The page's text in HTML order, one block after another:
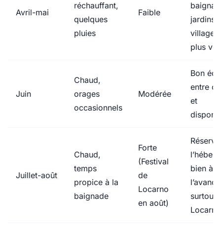
Avril-mai
réchauffant,
quelques
pluies
Faible
jardins
villages
plus
Juin
Chaud,
orages
occasionnels
Modérée
Bon
entre
et
Juillet-août
Chaud,
temps
propice à la
baignade
Forte
(Festival
de
Locarno
en août)
bien à
surtout
Locarno